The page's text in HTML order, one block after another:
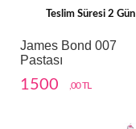
Teslim Süresi 2 Gün
James Bond 007
Pastası
1500 ,00 TL